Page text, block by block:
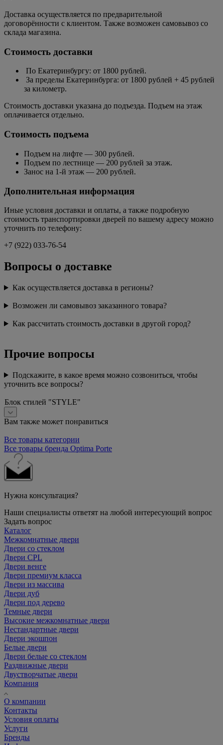
Доставка осуществляется по предварительной
договорённости с клиентом. Также возможен самовывоз со
склада магазина.
Стоимость доставки
По Екатеринбургу: от 1800 рублей.
За пределы Екатеринбурга: от 1800 рублей + 45 рублей
за километр.
Стоимость доставки указана до подъезда. Подъем на этаж
оплачивается отдельно.
Стоимость подъема
Подъем на лифте — 300 рублей.
Подъем по лестнице — 200 рублей за этаж.
Занос на 1-й этаж — 200 рублей.
Дополнительная информация
Иные условия доставки и оплаты, а также подробную
стоимость транспортировки дверей по вашему адресу можно
уточнить по телефону:
+7 (922) 033-76-54
Вопросы о доставке
Как осуществляется доставка в регионы?
Возможен ли самовывоз заказанного товара?
Как рассчитать стоимость доставки в другой город?
Прочие вопросы
Подскажите, в какое время можно созвониться, чтобы
уточнить все вопросы?
Блок стилей "STYLE"
Вам также может понравиться
Все товары категории
Все товары бренда Optima Porte
Нужна консультация?
Наши специалисты ответят на любой интересующий вопрос
Задать вопрос
Каталог
Межкомнатные двери
Двери со стеклом
Двери CPL
Двери венге
Двери премиум класса
Двери из массива
Двери дуб
Двери под дерево
Темные двери
Высокие межкомнатные двери
Нестандартные двери
Двери экошпон
Белые двери
Двери белые со стеклом
Раздвижные двери
Двустворчатые двери
Компания
О компании
Контакты
Условия оплаты
Услуги
Бренды